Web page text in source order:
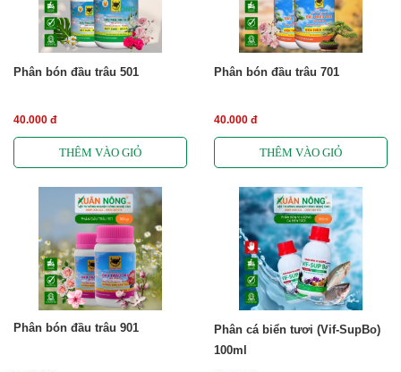
Phân bón đầu trâu 501
40.000 đ
Phân bón đầu trâu 701
40.000 đ
Phân bón đầu trâu 901
Phân cá biển tươi (Vif-SupBo)
100ml